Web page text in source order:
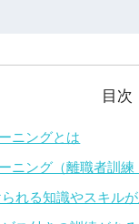
目次
ニングとは
ニング（離職者訓
れる知識やスキル